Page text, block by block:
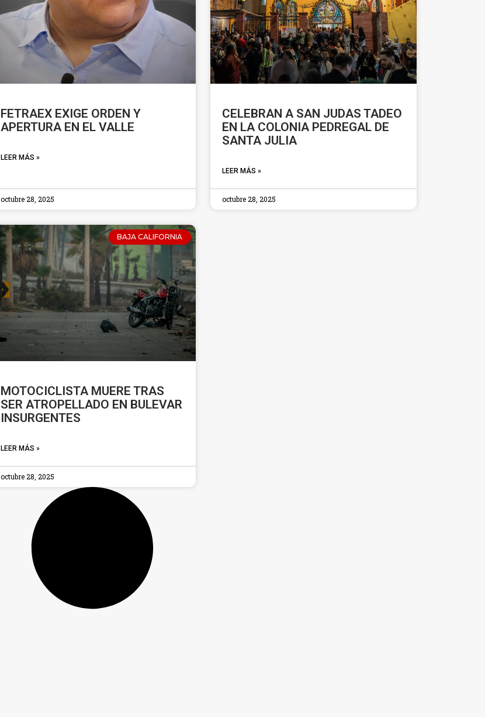
FETRAEX EXIGE ORDEN Y
APERTURA EN EL VALLE
LEER MÁS »
octubre 28, 2025
CELEBRAN A SAN JUDAS TADEO
EN LA COLONIA PEDREGAL DE
SANTA JULIA
LEER MÁS »
octubre 28, 2025
BAJA CALIFORNIA
MOTOCICLISTA MUERE TRAS
SER ATROPELLADO EN BULEVAR
INSURGENTES
LEER MÁS »
octubre 28, 2025